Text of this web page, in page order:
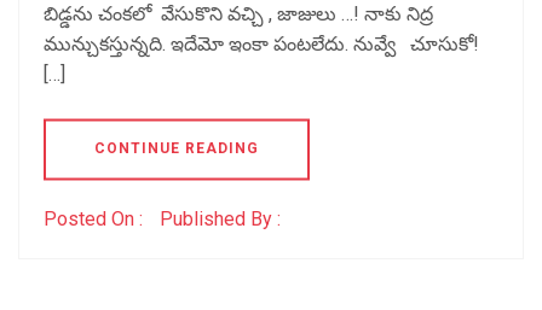
బిడ్డను చంకలో వేసుకొని వచ్చి , జాజులు …! నాకు నిద్ర
మున్చుకస్తున్నది. ఇదేమో ఇంకా పంటలేదు. నువ్వే చూసుకో!
[…]
CONTINUE READING
Posted On : Published By :